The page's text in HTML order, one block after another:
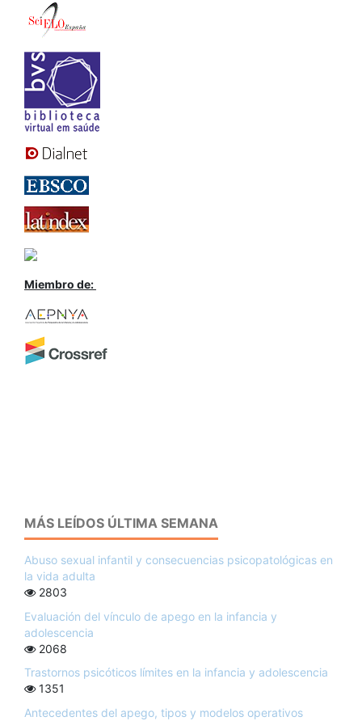
Miembro de:
MÁS LEÍDOS ÚLTIMA SEMANA
Abuso sexual infantil y consecuencias psicopatológicas en
la vida adulta
2803
Evaluación del vínculo de apego en la infancia y
adolescencia
2068
Trastornos psicóticos límites en la infancia y adolescencia
1351
Antecedentes del apego, tipos y modelos operativos